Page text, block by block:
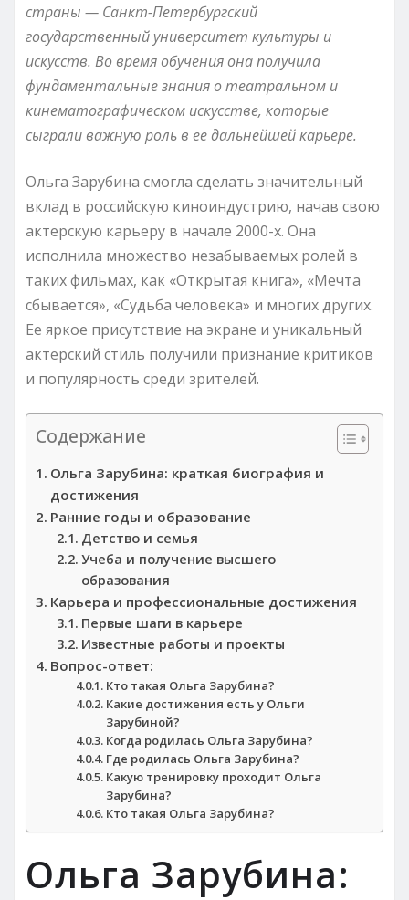
страны — Санкт-Петербургский
государственный университет культуры и
искусств. Во время обучения она получила
фундаментальные знания о театральном и
кинематографическом искусстве, которые
сыграли важную роль в ее дальнейшей карьере.
Ольга Зарубина смогла сделать значительный
вклад в российскую киноиндустрию, начав свою
актерскую карьеру в начале 2000-х. Она
исполнила множество незабываемых ролей в
таких фильмах, как «Открытая книга», «Мечта
сбывается», «Судьба человека» и многих других.
Ее яркое присутствие на экране и уникальный
актерский стиль получили признание критиков
и популярность среди зрителей.
Содержание
Ольга Зарубина: краткая биография и
достижения
Ранние годы и образование
Детство и семья
Учеба и получение высшего
образования
Карьера и профессиональные достижения
Первые шаги в карьере
Известные работы и проекты
Вопрос-ответ:
Кто такая Ольга Зарубина?
Какие достижения есть у Ольги
Зарубиной?
Когда родилась Ольга Зарубина?
Где родилась Ольга Зарубина?
Какую тренировку проходит Ольга
Зарубина?
Кто такая Ольга Зарубина?
Ольга Зарубина: